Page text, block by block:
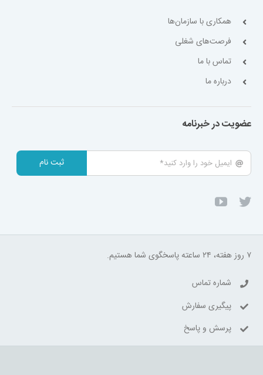
همکاری با سازمان‌ها
فرصت‌های شغلی
تماس با ما
درباره ما
عضویت در خبرنامه
ثبت نام
۷ روز هفته، ۲۴ ساعته پاسخگوی شما هستیم.
شماره تماس
پیگیری سفارش
پرسش و پاسخ